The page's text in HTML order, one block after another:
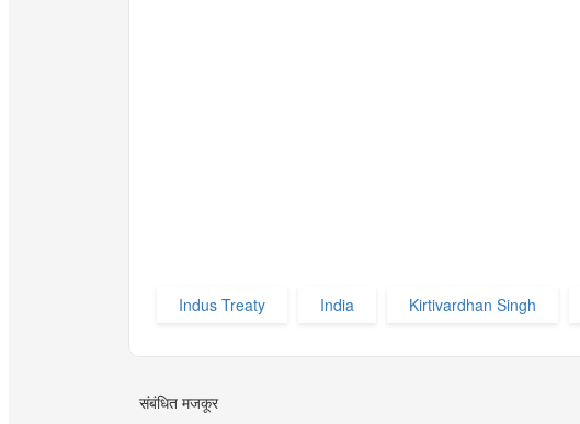
Indus Treaty India Kirtivardhan Singh
संबंधित मजकूर